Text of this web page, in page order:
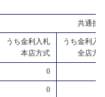
共通担
うち金利入札
本店方式
うち金利入
全店方
0
0